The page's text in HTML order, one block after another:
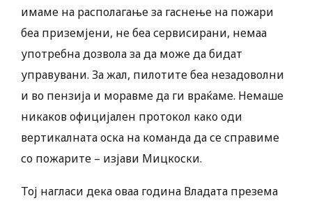
имаме на располагање за гаснење на пожари
беа приземјени, не беа сервисирани, немаа
употребна дозвола за да може да бидат
управувани. За жал, пилотите беа незадоволни
и во пензија и моравме да ги враќаме. Немаше
никаков официјален протокол како оди
вертикалната оска на команда да се справиме
со пожарите – изјави Мицкоски.
Тој нагласи дека оваа година Владата презема